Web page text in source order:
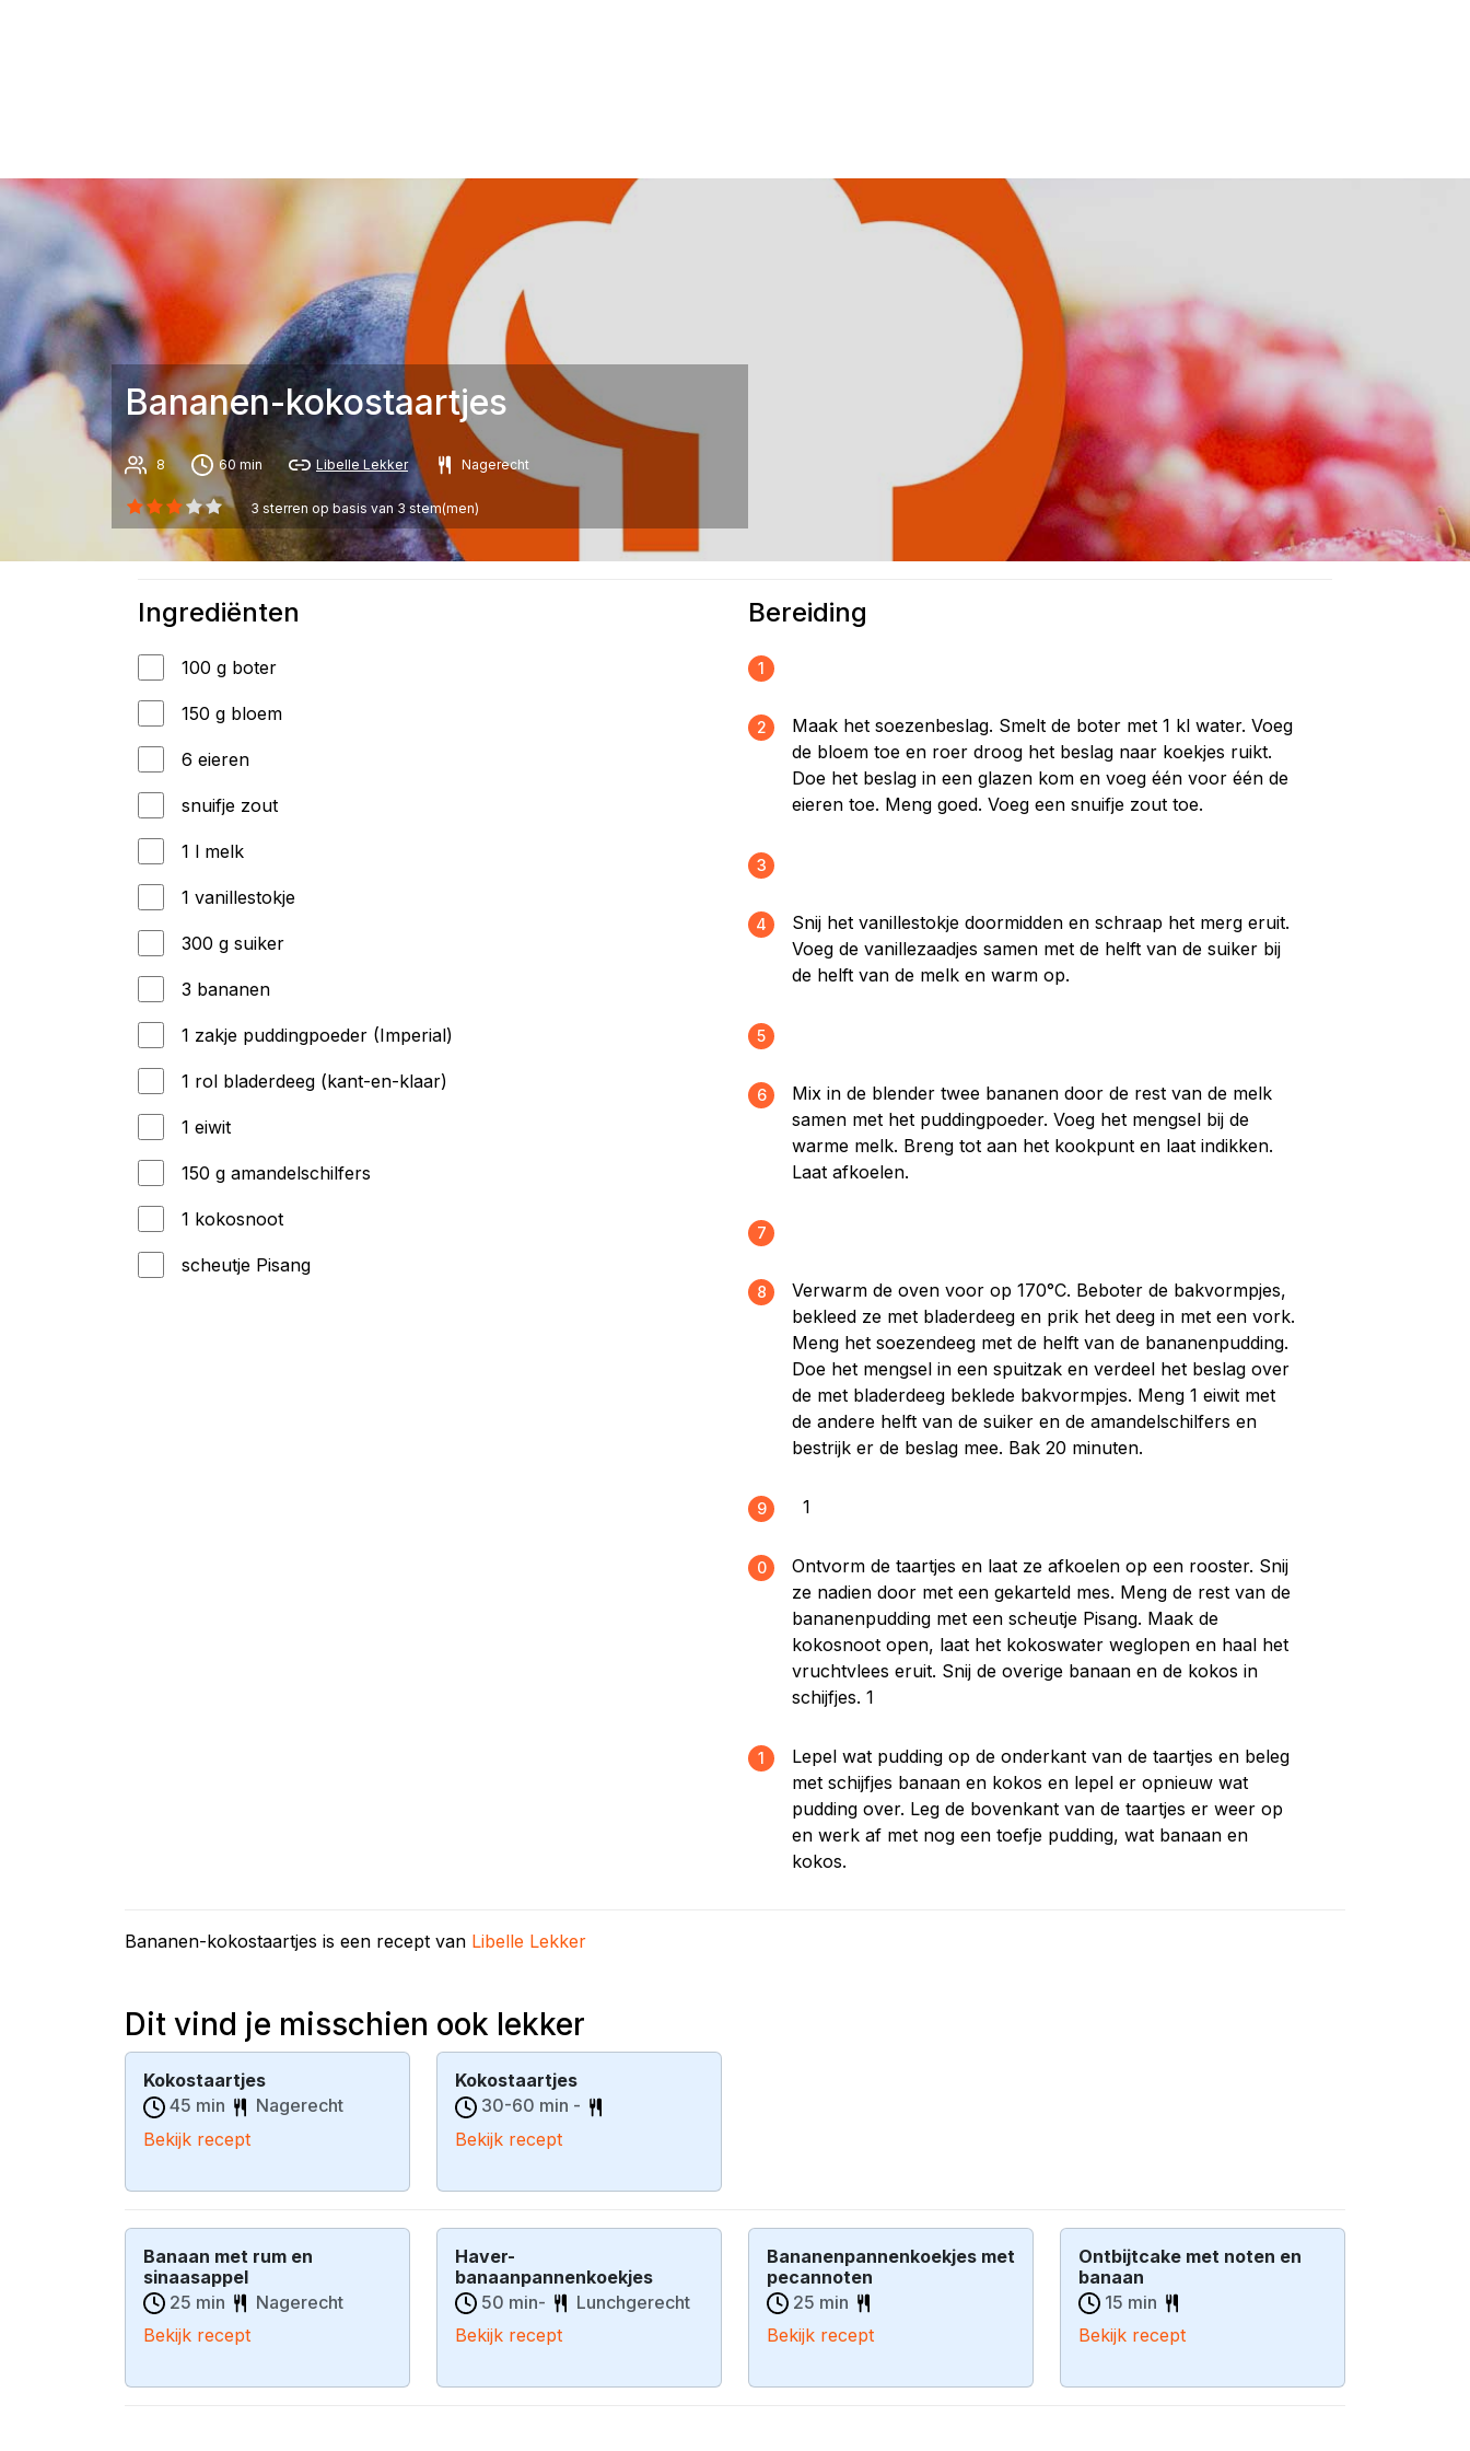
Bananen-kokostaartjes
8 60 min Libelle Lekker Nagerecht
3 sterren op basis van3 stem(men)
Ingrediënten
100 g boter
150 g bloem
6 eieren
snuifje zout
1 l melk
1 vanillestokje
300 g suiker
3 bananen
1 zakje puddingpoeder (Imperial)
1 rol bladerdeeg (kant-en-klaar)
1 eiwit
150 g amandelschilfers
1 kokosnoot
scheutje Pisang
Bereiding
1
2
Maak het soezenbeslag. Smelt de boter met 1 kl water. Voeg
de bloem toe en roer droog het beslag naar koekjes ruikt.
Doe het beslag in een glazen kom en voeg één voor één de
eieren toe. Meng goed. Voeg een snuifje zout toe.
3
4
Snij het vanillestokje doormidden en schraap het merg eruit.
Voeg de vanillezaadjes samen met de helft van de suiker bij
de helft van de melk en warm op.
5
6
Mix in de blender twee bananen door de rest van de melk
samen met het puddingpoeder. Voeg het mengsel bij de
warme melk. Breng tot aan het kookpunt en laat indikken.
Laat afkoelen.
7
8
Verwarm de oven voor op 170°C. Beboter de bakvormpjes,
bekleed ze met bladerdeeg en prik het deeg in met een vork.
Meng het soezendeeg met de helft van de bananenpudding.
Doe het mengsel in een spuitzak en verdeel het beslag over
de met bladerdeeg beklede bakvormpjes. Meng 1 eiwit met
de andere helft van de suiker en de amandelschilfers en
bestrijk er de beslag mee. Bak 20 minuten.
9 1
0
Ontvorm de taartjes en laat ze afkoelen op een rooster. Snij
ze nadien door met een gekarteld mes. Meng de rest van de
bananenpudding met een scheutje Pisang. Maak de
kokosnoot open, laat het kokoswater weglopen en haal het
vruchtvlees eruit. Snij de overige banaan en de kokos in
schijfjes. 1
1
Lepel wat pudding op de onderkant van de taartjes en beleg
met schijfjes banaan en kokos en lepel er opnieuw wat
pudding over. Leg de bovenkant van de taartjes er weer op
en werk af met nog een toefje pudding, wat banaan en
kokos.
Bananen-kokostaartjes is een recept van Libelle Lekker
Dit vind je misschien ook lekker
Kokostaartjes
45 min
Nagerecht
Bekijk recept
Kokostaartjes
30-60 min -
Bekijk recept
Banaan met rum en
sinaasappel
25 min
Nagerecht
Bekijk recept
Haver-
banaanpannenkoekjes
50 min-
Lunchgerecht
Bekijk recept
Bananenpannenkoekjes met
pecannoten
25 min
Bekijk recept
Ontbijtcake met noten en
banaan
15 min
Bekijk recept